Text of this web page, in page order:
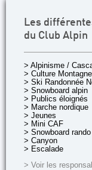
Les
du Club Alpin
> Alpinisme /
> Culture Montagne
> Ski Randonnée
> Snowboard alpin
> Publics éloignés
> Marche nordique
> Jeunes
> Mini CAF
> Snowboard rando
> Canyon
> Escalade
> Voir les